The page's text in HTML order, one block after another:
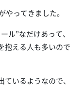
ってきました。
ル”なだけあって、
抱える人も多いので
いるようなので、